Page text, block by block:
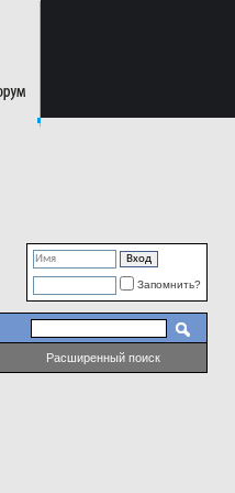
Запомнить?
Расширенный поиск